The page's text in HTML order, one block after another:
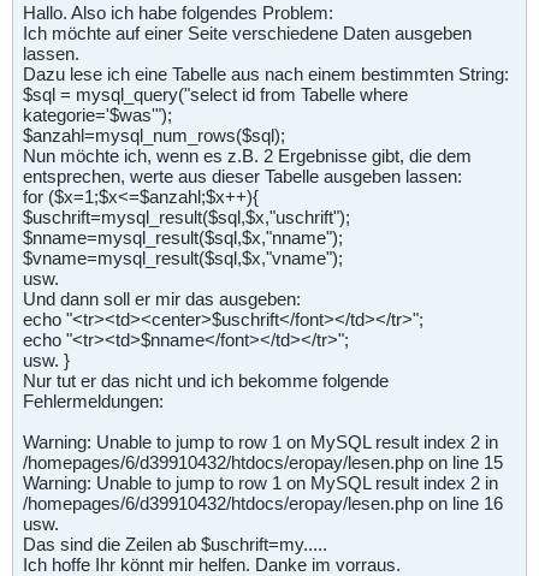
Hallo. Also ich habe folgendes Problem:
Ich möchte auf einer Seite verschiedene Daten ausgeben
lassen.
Dazu lese ich eine Tabelle aus nach einem bestimmten String:
$sql = mysql_query("select id from Tabelle where
kategorie='$was'");
$anzahl=mysql_num_rows($sql);
Nun möchte ich, wenn es z.B. 2 Ergebnisse gibt, die dem
entsprechen, werte aus dieser Tabelle ausgeben lassen:
for ($x=1;$x<=$anzahl;$x++){
$uschrift=mysql_result($sql,$x,"uschrift");
$nname=mysql_result($sql,$x,"nname");
$vname=mysql_result($sql,$x,"vname");
usw.
Und dann soll er mir das ausgeben:
echo "<tr><td><center>$uschrift</font></td></tr>";
echo "<tr><td>$nname</font></td></tr>";
usw. }
Nur tut er das nicht und ich bekomme folgende
Fehlermeldungen:
Warning: Unable to jump to row 1 on MySQL result index 2 in
/homepages/6/d39910432/htdocs/eropay/lesen.php on line 15
Warning: Unable to jump to row 1 on MySQL result index 2 in
/homepages/6/d39910432/htdocs/eropay/lesen.php on line 16
usw.
Das sind die Zeilen ab $uschrift=my.....
Ich hoffe Ihr könnt mir helfen. Danke im vorraus.